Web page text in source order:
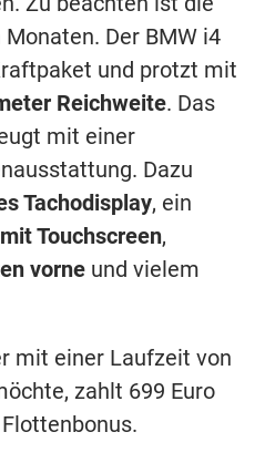
Der BMW i4
und protzt mit
Reichweite. Das
mit einer
Dazu
Tachodisplay, ein
Touchscreen,
vorne und vielem
mit einer Laufzeit von
zahlt 699 Euro